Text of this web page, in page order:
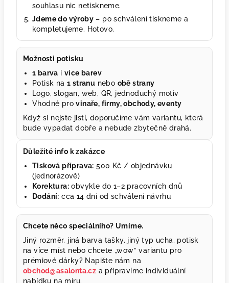
souhlasu nic netiskneme.
Jdeme do výroby – po schválení tiskneme a
kompletujeme. Hotovo.
Možnosti potisku
1 barva ivíce barev
Potisk na 1 stranu nebo obě strany
Logo, slogan, web, QR, jednoduchý motiv
Vhodné provinaře, firmy, obchody, eventy
Když si nejste jistí, doporučíme vám variantu, která
bude vypadat dobře a nebude zbytečně drahá.
Důležité info k zakázce
Tisková příprava: 500 Kč / objednávku
(jednorázově)
Korektura: obvykle do 1–2 pracovních dnů
Dodání: cca 14 dní od schválení návrhu
Chcete něco speciálního? Umíme.
Jiný rozměr, jiná barva tašky, jiný typ ucha, potisk
na více míst nebo chcete „wow“ variantu pro
prémiové dárky? Napište nám na
obchod@asalonta.cz a připravíme individuální
nabídku na míru.